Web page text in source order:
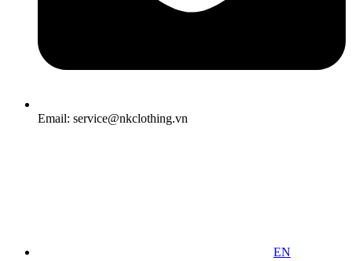
Email: service@nkclothing.vn
EN